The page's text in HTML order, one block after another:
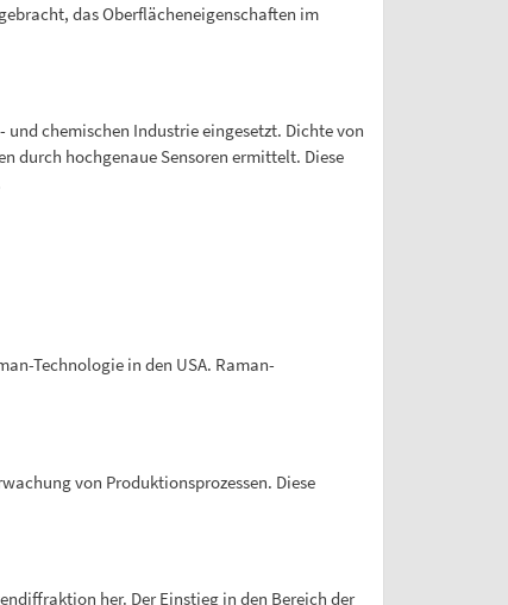
das Oberflächeneigenschaften im
chemischen Industrie eingesetzt. Dichte von
durch hochgenaue Sensoren ermittelt. Diese
Technologie in den USA. Raman-
von Produktionsprozessen. Diese
her. Der Einstieg in den Bereich der